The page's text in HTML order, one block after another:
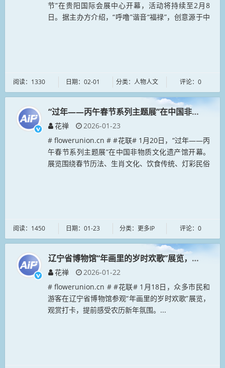
节”在贵阳国际会展中心开幕，活动将持续至2月8
日。据主办方介绍，“呼噜”谐音“福禄”，创意源于中
阅读：1330 日期：02-01 分类：人物人文 评论：0
“过年——丙午春节系列主题展”在中国非物质文
花禅
2026-01-23
# flowerunion.cn # #花联# 1月20日，“过年——丙
午春节系列主题展”在中国非物质文化遗产馆开幕。
展览围绕春节历法、生肖文化、饮食传统、灯彩民俗
阅读：1450 日期：01-23 分类：更多IP 评论：0
辽宁省博物馆“年画里的岁时欢歌”展览，提前感
花禅
2026-01-22
# flowerunion.cn # #花联# 1月18日，众多市民和
游客在辽宁省博物馆参观“年画里的岁时欢歌”展览，
观赏打卡，提前感受农历新年氛围。...